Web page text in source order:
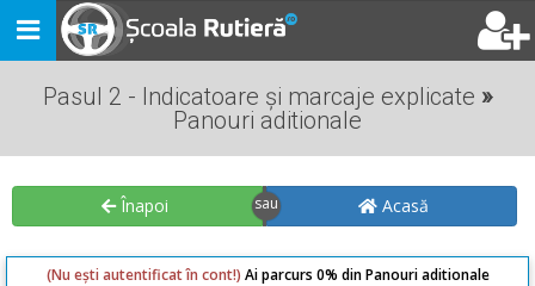
Toggle
navigation
Pasul 2 - Indicatoare și marcaje explicate »
Panouri aditionale
Înapoi Acasă
(Nu ești autentificat în cont!) Ai parcurs 0% din Panouri aditionale